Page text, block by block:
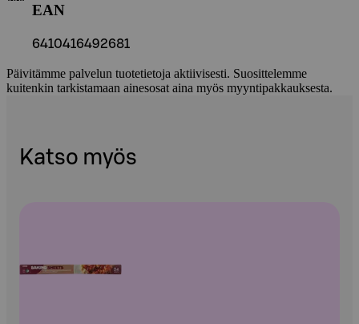
EAN
6410416492681
Päivitämme palvelun tuotetietoja aktiivisesti. Suosittelemme
kuitenkin tarkistamaan ainesosat aina myös myyntipakkauksesta.
Katso myös